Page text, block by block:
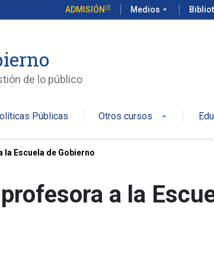
ADMISIÓN Medios arrow_drop_down
de lo público
Públicas Otros cursos arrow_drop_down
la Escuela de Gobierno
a la